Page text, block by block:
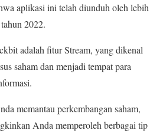
aplikasi ini telah diunduh oleh lebih
2022.
adalah fitur Stream, yang dikenal
saham dan menjadi tempat para
memantau perkembangan saham,
Anda memperoleh berbagai tip